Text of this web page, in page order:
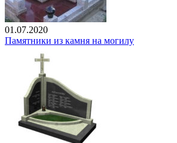
01.07.2020
Памятники из камня на могилу